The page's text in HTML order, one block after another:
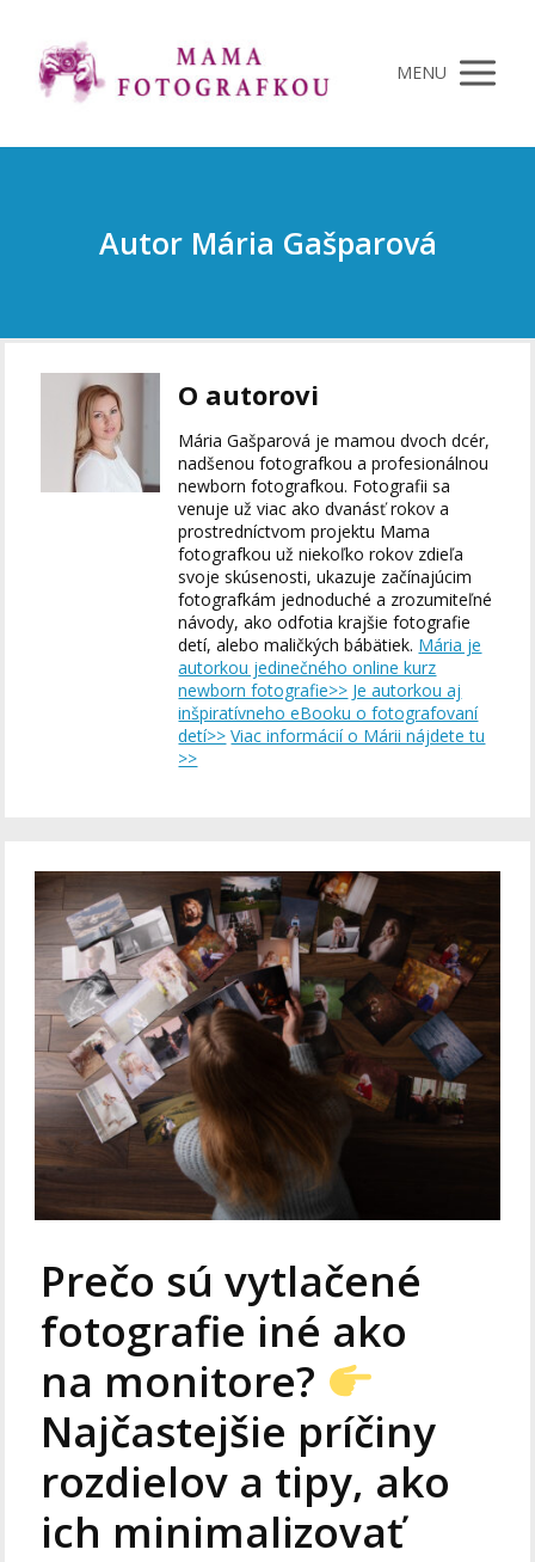
MENU
Autor Mária Gašparová
O autorovi
Mária Gašparová je mamou dvoch dcér,
nadšenou fotografkou a profesionálnou
newborn fotografkou. Fotografii sa
venuje už viac ako dvanásť rokov a
prostredníctvom projektu Mama
fotografkou už niekoľko rokov zdieľa
svoje skúsenosti, ukazuje začínajúcim
fotografkám jednoduché a zrozumiteľné
návody, ako odfotia krajšie fotografie
detí, alebo maličkých bábätiek. Mária je
autorkou jedinečného online kurz
newborn fotografie>> Je autorkou aj
inšpiratívneho eBooku o fotografovaní
detí>> Viac informácií o Márii nájdete tu
>>
Prečo sú vytlačené
fotografie iné ako
na monitore?
Najčastejšie príčiny
rozdielov a tipy, ako
ich minimalizovať